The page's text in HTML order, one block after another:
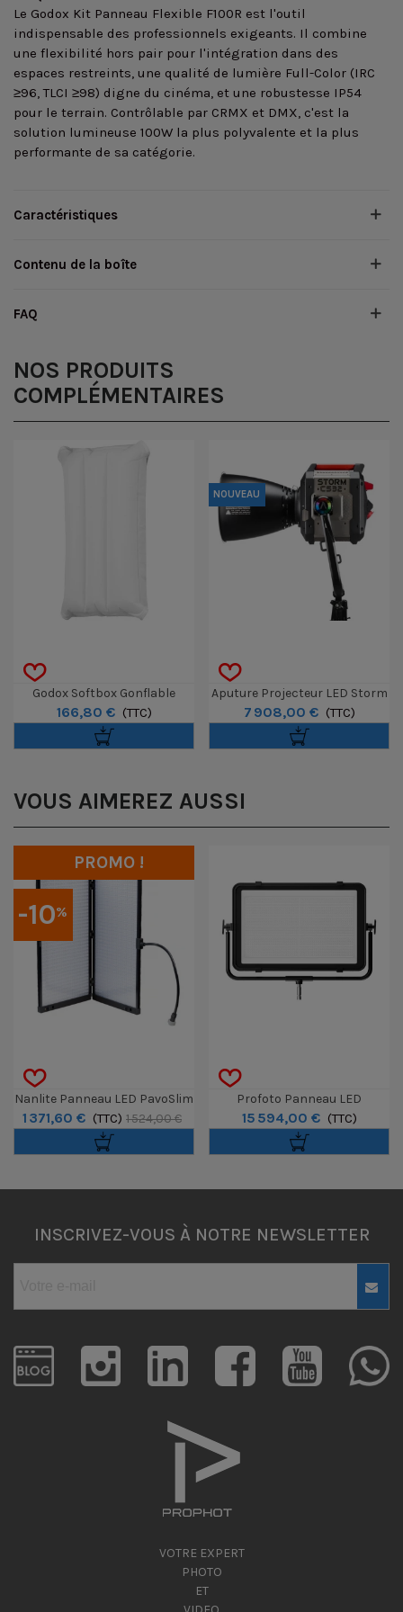
Le Godox Kit Panneau Flexible F100R est l'outil
indispensable des professionnels exigeants. Il combine
une flexibilité hors pair pour l'intégration dans des
espaces restreints, une qualité de lumière Full-Color (IRC
≥96, TLCI ≥98) digne du cinéma, et une robustesse IP54
pour le terrain. Contrôlable par CRMX et DMX, c'est la
solution lumineuse 100W la plus polyvalente et la plus
performante de sa catégorie.
Caractéristiques
Contenu de la boîte
FAQ
NOS PRODUITS
COMPLÉMENTAIRES
Godox Softbox Gonflable
KNOWLED Avec Grille Pour
F100R
166,80 € (TTC)
NOUVEAU
Aputure Projecteur LED Storm
CS32 Avec Réflecteur
7 908,00 € (TTC)
VOUS AIMEREZ AUSSI
-10%
PROMO !
Nanlite Panneau LED PavoSlim
240C RGBWW 240W
1 371,60 € (TTC) 1 524,00 €
Profoto Panneau LED
ProPanel 3x2
15 594,00 € (TTC)
INSCRIVEZ-VOUS À NOTRE NEWSLETTER
VOTRE EXPERT
PHOTO
ET